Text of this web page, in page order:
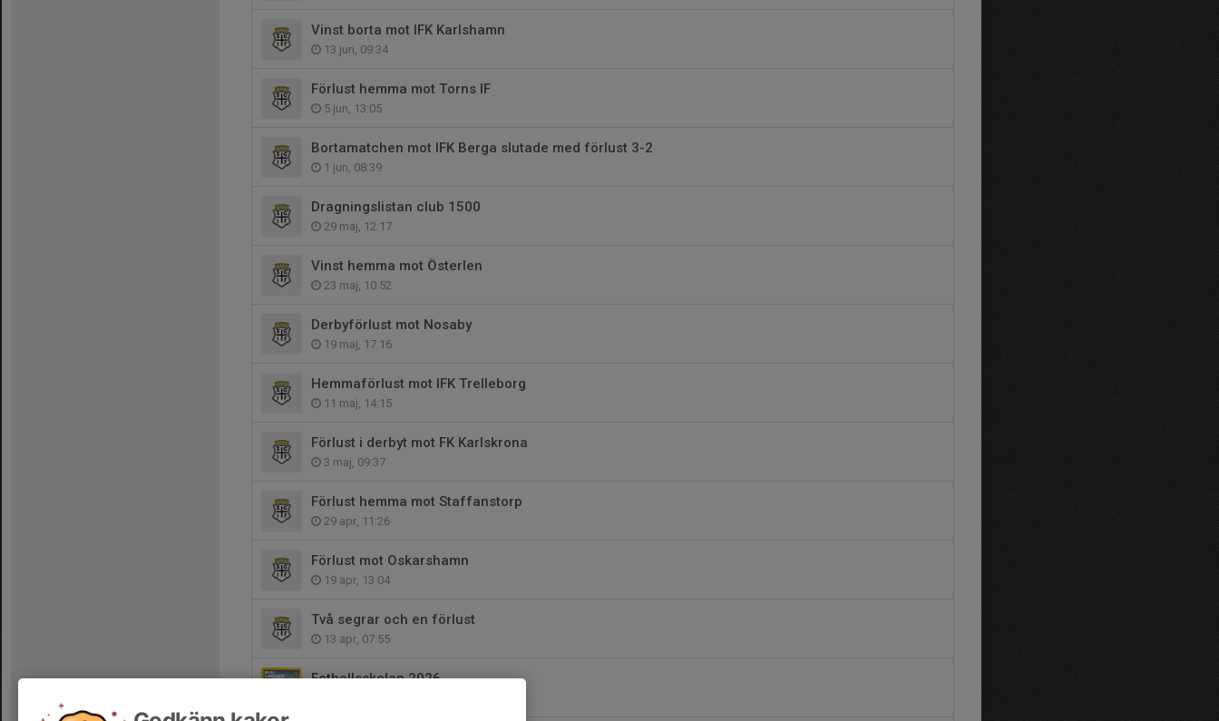
Vinst borta mot IFK Karlshamn
13 jun, 09:34
Förlust hemma mot Torns IF
5 jun, 13:05
Bortamatchen mot IFK Berga slutade med förlust 3-2
1 jun, 08:39
Dragningslistan club 1500
29 maj, 12:17
Vinst hemma mot Österlen
23 maj, 10:52
Derbyförlust mot Nosaby
19 maj, 17:16
Hemmaförlust mot IFK Trelleborg
11 maj, 14:15
Förlust i derbyt mot FK Karlskrona
3 maj, 09:37
Förlust hemma mot Staffanstorp
29 apr, 11:26
Förlust mot Oskarshamn
19 apr, 13:04
Två segrar och en förlust
13 apr, 07:55
Fotbollsskolan 2026